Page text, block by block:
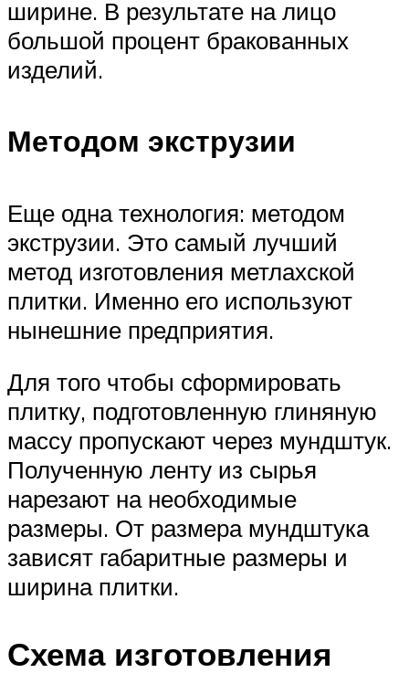
ширине. В результате на лицо
большой процент бракованных
изделий.
Методом экструзии
Еще одна технология: методом
экструзии. Это самый лучший
метод изготовления метлахской
плитки. Именно его используют
нынешние предприятия.
Для того чтобы сформировать
плитку, подготовленную глиняную
массу пропускают через мундштук.
Полученную ленту из сырья
нарезают на необходимые
размеры. От размера мундштука
зависят габаритные размеры и
ширина плитки.
Схема изготовления